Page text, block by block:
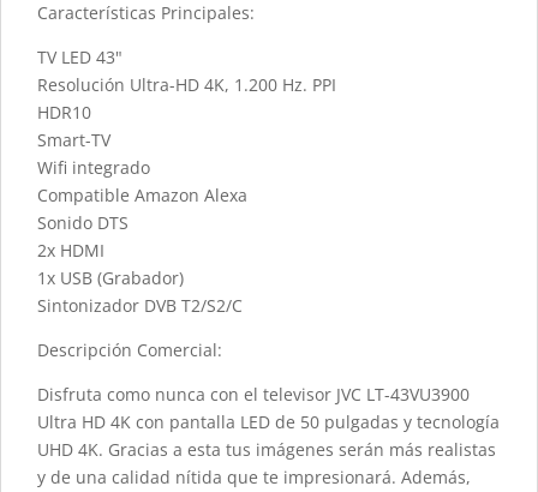
Características Principales:
TV LED 43"
Resolución Ultra-HD 4K, 1.200 Hz. PPI
HDR10
Smart-TV
Wifi integrado
Compatible Amazon Alexa
Sonido DTS
2x HDMI
1x USB (Grabador)
Sintonizador DVB T2/S2/C
Descripción Comercial:
Disfruta como nunca con el televisor JVC LT-43VU3900
Ultra HD 4K con pantalla LED de 50 pulgadas y tecnología
UHD 4K. Gracias a esta tus imágenes serán más realistas
y de una calidad nítida que te impresionará. Además,